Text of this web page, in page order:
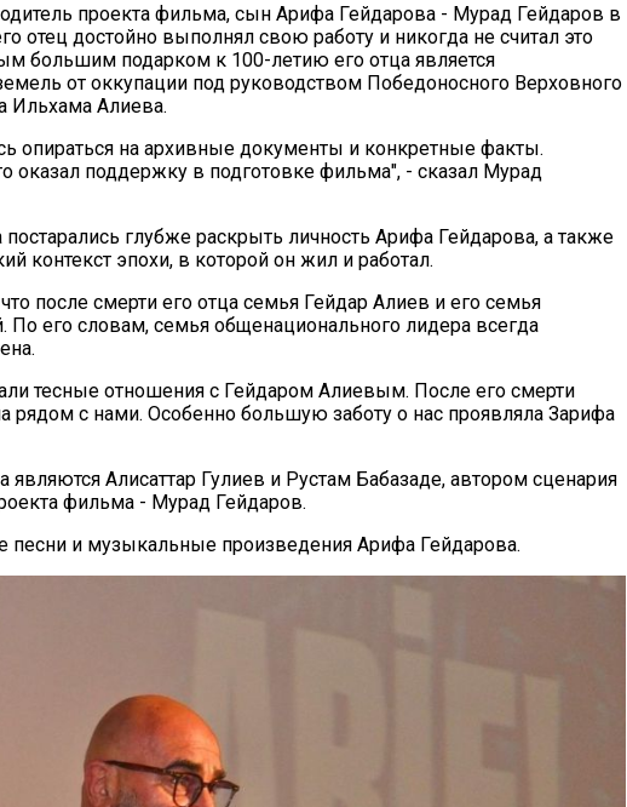
проекта фильма, сын Арифа Гейдарова - Мурад Гейдаров в
отец достойно выполнял свою работу и никогда не считал это
большим подарком к 100-летию его отца является
от оккупации под руководством Победоносного Верховного
Ильхама Алиева.
опираться на архивные документы и конкретные факты.
оказал поддержку в подготовке фильма", - сказал Мурад
глубже раскрыть личность Арифа Гейдарова, а также
контекст эпохи, в которой он жил и работал.
после смерти его отца семья Гейдар Алиев и его семья
его словам, семья общенационального лидера всегда
тесные отношения с Гейдаром Алиевым. После его смерти
рядом с нами. Особенно большую заботу о нас проявляла Зарифа
Алисаттар Гулиев и Рустам Бабазаде, автором сценария
фильма - Мурад Гейдаров.
и музыкальные произведения Арифа Гейдарова.